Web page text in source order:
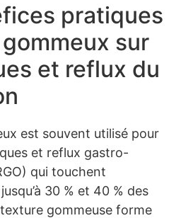
pratiques
sur
et reflux du
est souvent utilisé pour
et reflux gastro-
qui touchent
30 % et 40 % des
gommeuse forme